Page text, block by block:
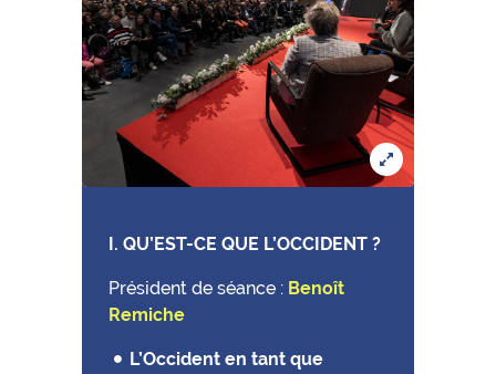
I. QU’EST-CE QUE L’OCCIDENT ?
Président de séance : Benoît
Remiche
L’Occident en tant que